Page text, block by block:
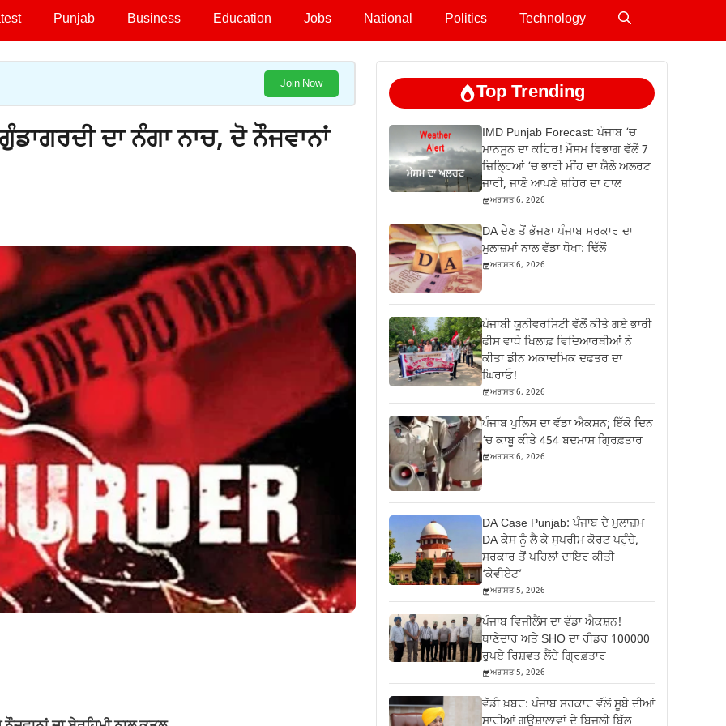
Punjab Business Education Jobs National Politics Technology
Join Now
ਦਾ ਨੰਗਾ ਨਾਚ, ਦੋ ਨੌਜਵਾਨਾਂ
Top Trending
IMD Punjab Forecast: ਪੰਜਾਬ ‘ਚ
ਮਾਨਸੂਨ ਦਾ ਕਹਿਰ! ਮੌਸਮ ਵਿਭਾਗ ਵੱਲੋਂ 7
ਜ਼ਿਲ੍ਹਿਆਂ ‘ਚ ਭਾਰੀ ਮੀਂਹ ਦਾ ਯੈਲੋ ਅਲਰਟ
ਜਾਰੀ, ਜਾਣੋ ਆਪਣੇ ਸ਼ਹਿਰ ਦਾ ਹਾਲ
ਅਗਸਤ 6, 2026
DA ਦੇਣ‌ ਤੋਂ ਭੱਜਣਾ ਪੰਜਾਬ ਸਰਕਾਰ ਦਾ
ਮੁਲਾਜ਼ਮਾਂ ਨਾਲ ਵੱਡਾ ਧੋਖਾ: ਢਿੱਲੋਂ
ਅਗਸਤ 6, 2026
ਪੰਜਾਬੀ ਯੂਨੀਵਰਸਿਟੀ ਵੱਲੋਂ ਕੀਤੇ ਗਏ ਭਾਰੀ
ਫੀਸ ਵਾਧੇ ਖਿਲਾਫ਼ ਵਿਦਿਆਰਥੀਆਂ ਨੇ
ਕੀਤਾ ਡੀਨ ਅਕਾਦਮਿਕ ਦਫਤਰ ਦਾ
ਘਿਰਾਓ!
ਅਗਸਤ 6, 2026
ਪੰਜਾਬ ਪੁਲਿਸ ਦਾ ਵੱਡਾ ਐਕਸ਼ਨ; ਇੱਕੋ ਦਿਨ
‘ਚ ਕਾਬੂ ਕੀਤੇ 454 ਬਦਮਾਸ਼ ਗ੍ਰਿਫ਼ਤਾਰ
ਅਗਸਤ 6, 2026
DA Case Punjab: ਪੰਜਾਬ ਦੇ ਮੁਲਾਜ਼ਮ
DA ਕੇਸ ਨੂੰ ਲੈ ਕੇ ਸੁਪਰੀਮ ਕੋਰਟ ਪਹੁੰਚੇ,
ਸਰਕਾਰ ਤੋਂ ਪਹਿਲਾਂ ਦਾਇਰ ਕੀਤੀ
‘ਕੇਵੀਏਟ’
ਅਗਸਤ 5, 2026
ਪੰਜਾਬ ਵਿਜੀਲੈਂਸ ਦਾ ਵੱਡਾ ਐਕਸ਼ਨ!
ਥਾਣੇਦਾਰ ਅਤੇ SHO ਦਾ ਰੀਡਰ 100000
ਰੁਪਏ ਰਿਸ਼ਵਤ ਲੈਂਦੇ ਗ੍ਰਿਫ਼ਤਾਰ
ਅਗਸਤ 5, 2026
ਵੱਡੀ ਖ਼ਬਰ: ਪੰਜਾਬ ਸਰਕਾਰ ਵੱਲੋਂ ਸੂਬੇ ਦੀਆਂ
ਸਾਰੀਆਂ ਗਊਸ਼ਾਲਾਵਾਂ ਦੇ ਬਿਜਲੀ ਬਿੱਲ